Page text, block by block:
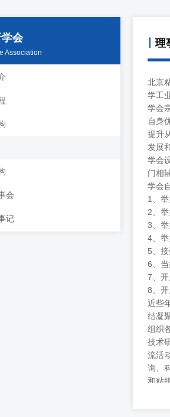
学会
Association
会
记
理
北京
学工
学会
自身
提升
发展
学会
门相
学会
1、
2、
3、
4、
5、
6、
7、
8、
近些
结凝
组织
技术
流活
询、
和粘